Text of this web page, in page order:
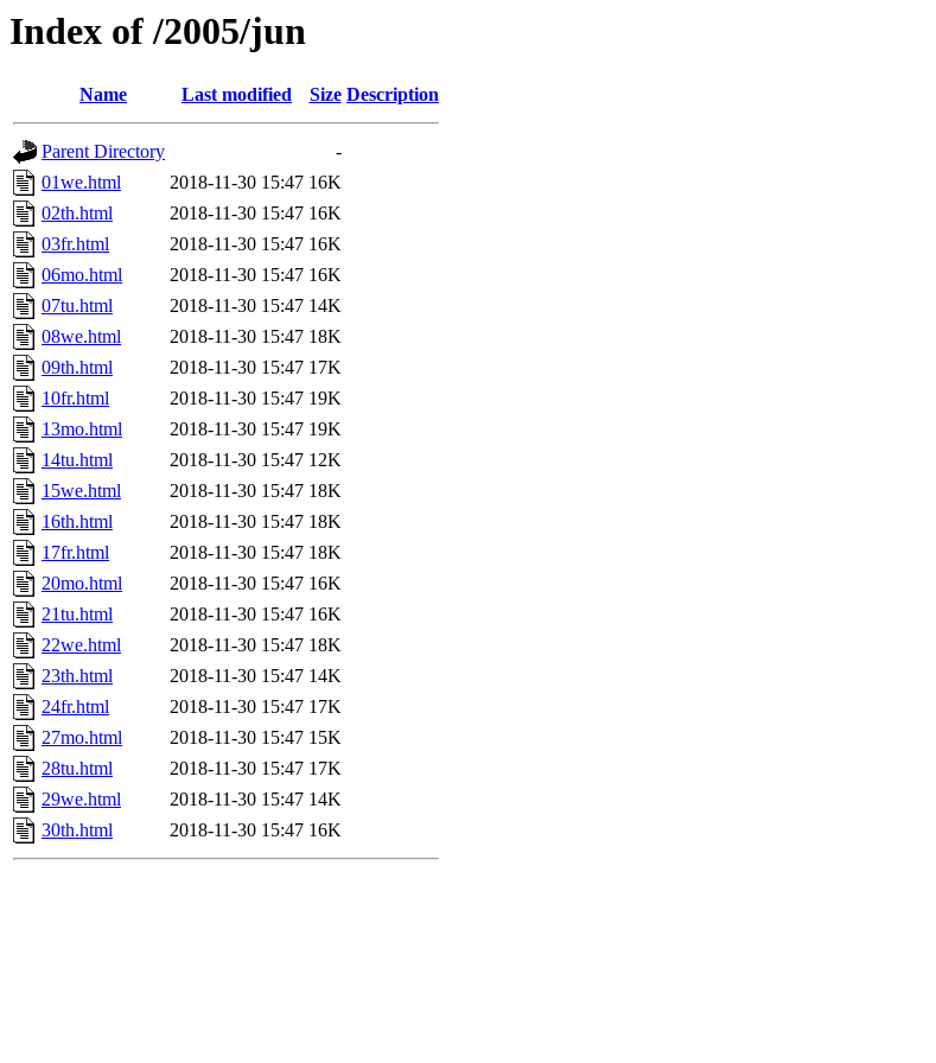
Index of /2005/jun
Name Last modified Size Description
Parent Directory
-
01we.html
2018-11-30 15:47 16K
02th.html
2018-11-30 15:47 16K
03fr.html
2018-11-30 15:47 16K
06mo.html
2018-11-30 15:47 16K
07tu.html
2018-11-30 15:47 14K
08we.html
2018-11-30 15:47 18K
09th.html
2018-11-30 15:47 17K
10fr.html
2018-11-30 15:47 19K
13mo.html
2018-11-30 15:47 19K
14tu.html
2018-11-30 15:47 12K
15we.html
2018-11-30 15:47 18K
16th.html
2018-11-30 15:47 18K
17fr.html
2018-11-30 15:47 18K
20mo.html
2018-11-30 15:47 16K
21tu.html
2018-11-30 15:47 16K
22we.html
2018-11-30 15:47 18K
23th.html
2018-11-30 15:47 14K
24fr.html
2018-11-30 15:47 17K
27mo.html
2018-11-30 15:47 15K
28tu.html
2018-11-30 15:47 17K
29we.html
2018-11-30 15:47 14K
30th.html
2018-11-30 15:47 16K